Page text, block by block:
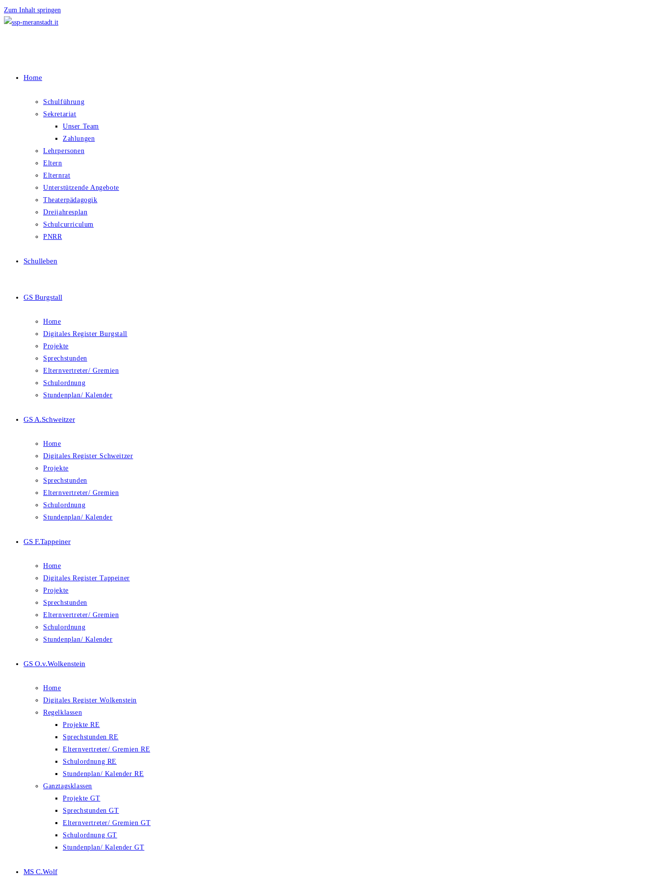
Zum Inhalt springen
Home
Schulführung
Sekretariat
Unser Team
Zahlungen
Lehrpersonen
Eltern
Elternrat
Unterstützende Angebote
Theaterpädagogik
Dreijahresplan
Schulcurriculum
PNRR
Schulleben
GS Burgstall
Home
Digitales Register Burgstall
Projekte
Sprechstunden
Elternvertreter/ Gremien
Schulordnung
Stundenplan/ Kalender
GS A.Schweitzer
Home
Digitales Register Schweitzer
Projekte
Sprechstunden
Elternvertreter/ Gremien
Schulordnung
Stundenplan/ Kalender
GS F.Tappeiner
Home
Digitales Register Tappeiner
Projekte
Sprechstunden
Elternvertreter/ Gremien
Schulordnung
Stundenplan/ Kalender
GS O.v.Wolkenstein
Home
Digitales Register Wolkenstein
Regelklassen
Projekte RE
Sprechstunden RE
Elternvertreter/ Gremien RE
Schulordnung RE
Stundenplan/ Kalender RE
Ganztagsklassen
Projekte GT
Sprechstunden GT
Elternvertreter/ Gremien GT
Schulordnung GT
Stundenplan/ Kalender GT
MS C.Wolf